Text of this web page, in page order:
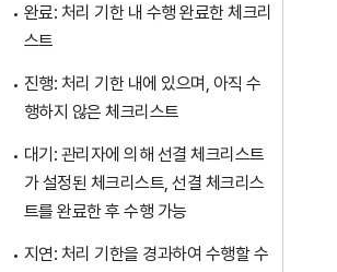
완료: 처리 기한 내 수행 완료한 체크리
스트
진행: 처리 기한 내에 있으며, 아직 수
행하지 않은 체크리스트
대기: 관리자에 의해 선결 체크리스트
가 설정된 체크리스트, 선결 체크리스
트를 완료한 후 수행 가능
지연: 처리 기한을 경과하여 수행할 수